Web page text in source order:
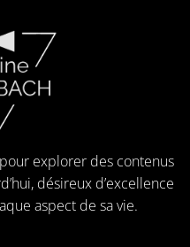
explorer des contenus
désireux d’excellence
aspect de sa vie.